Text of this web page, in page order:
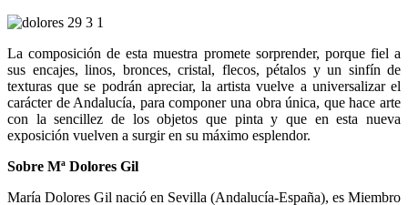
La composición de esta muestra promete sorprender, porque fiel a
sus encajes, linos, bronces, cristal, flecos, pétalos y un sinfín de
texturas que se podrán apreciar, la artista vuelve a universalizar el
carácter de Andalucía, para componer una obra única, que hace arte
con la sencillez de los objetos que pinta y que en esta nueva
exposición vuelven a surgir en su máximo esplendor.
Sobre Mª Dolores Gil
María Dolores Gil nació en Sevilla (Andalucía-España), es Miembro